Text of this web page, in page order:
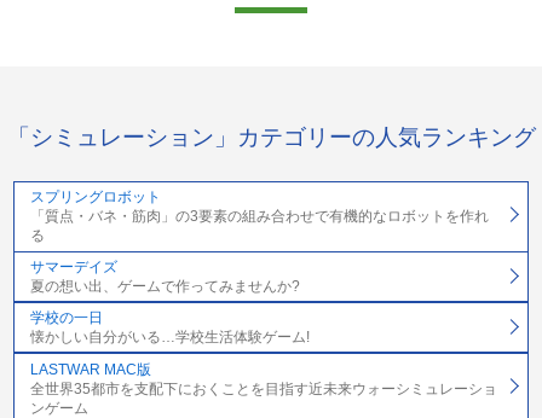
「シミュレーション」カテゴリーの人気ランキング
スプリングロボット
「質点・バネ・筋肉」の3要素の組み合わせで有機的なロボットを作れ
る
サマーデイズ
夏の想い出、ゲームで作ってみませんか?
学校の一日
懐かしい自分がいる…学校生活体験ゲーム!
LASTWAR MAC版
全世界35都市を支配下におくことを目指す近未来ウォーシミュレーショ
ンゲーム